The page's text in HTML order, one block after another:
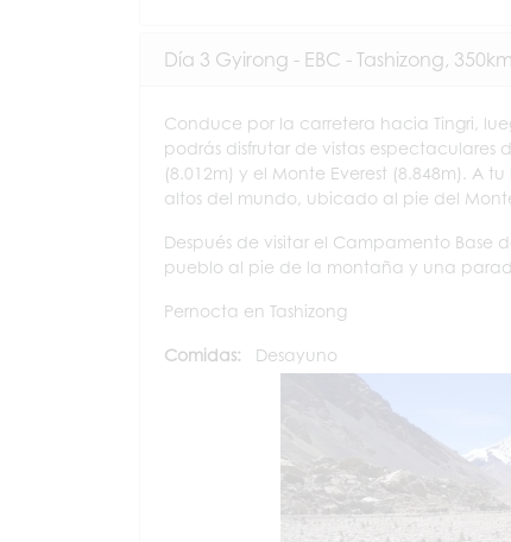
Día 3 Gyirong - EBC - Tashizong,
Conduce por la carretera hacia Tingri,
podrás disfrutar de vistas espectaculares
(8.012m) y el Monte Everest (8.848m). A
altos del mundo, ubicado al pie del Monte
Después de visitar el Campamento Base
pueblo al pie de la montaña y una
Pernocta en Tashizong
Comidas: Desayuno